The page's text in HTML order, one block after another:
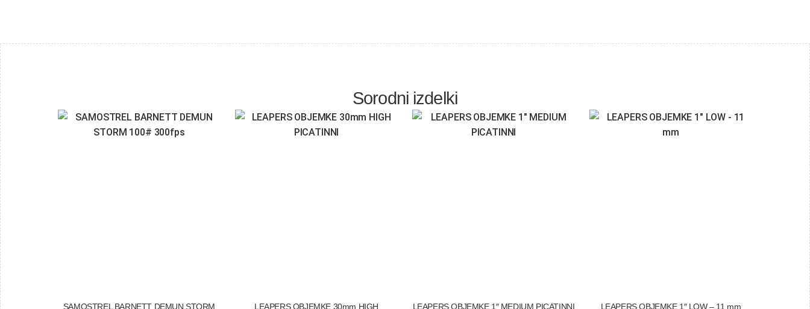
Sorodni izdelki
SAMOSTREL BARNETT DEMUN STORM
LEAPERS OBJEMKE 30mm HIGH
LEAPERS OBJEMKE 1″ MEDIUM PICATINNI LEAPERS OBJEMKE 1″ LOW – 11 mm